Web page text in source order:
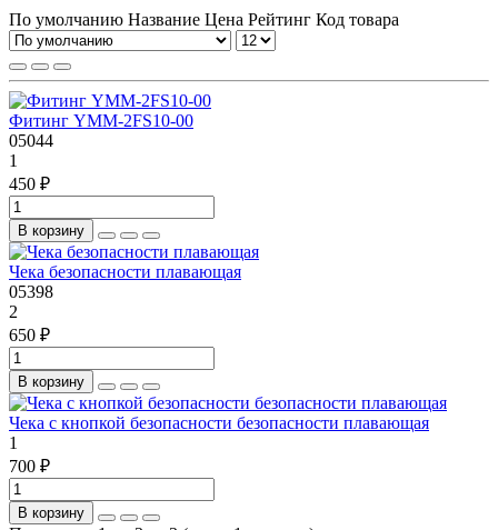
По умолчанию Название Цена Рейтинг Код товара
Фитинг YMM-2FS10-00
05044
1
450 ₽
В корзину
Чека безопасности плавающая
05398
2
650 ₽
В корзину
Чека с кнопкой безопасности безопасности плавающая
1
700 ₽
В корзину